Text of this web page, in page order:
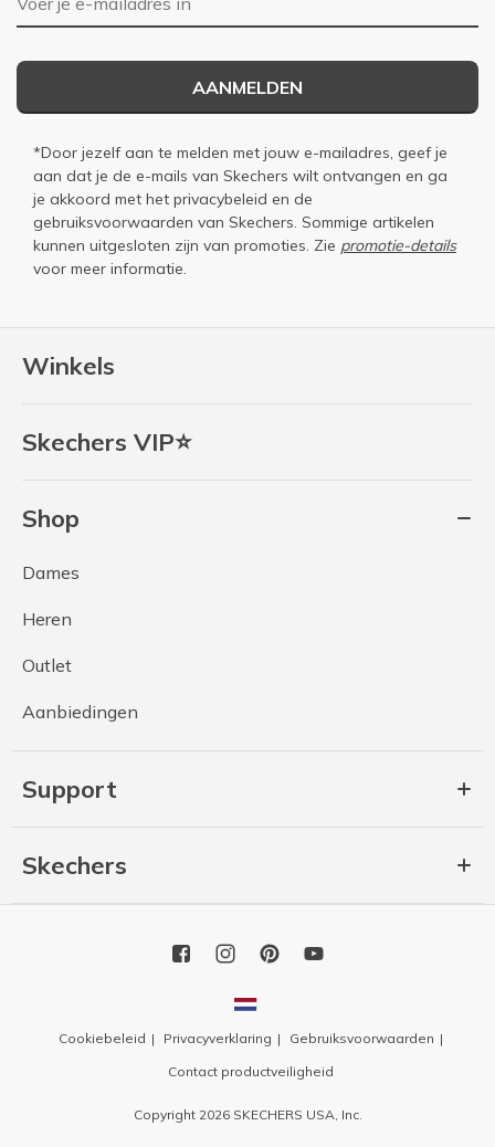
Winkels
Skechers VIP⭐
Shop
Dames
Heren
Outlet
Aanbiedingen
Support
Skechers
AANMELDEN
*Door jezelf aan te melden met jouw e-mailadres, geef je
aan dat je de e-mails van Skechers wilt ontvangen en ga
je akkoord met het privacybeleid en de
gebruiksvoorwaarden van Skechers. Sommige artikelen
kunnen uitgesloten zijn van promoties. Zie promotie-details
voor meer informatie.
Cookiebeleid Privacyverklaring
Gebruiksvoorwaarden
Contact productveiligheid
Copyright 2026 SKECHERS USA, Inc.